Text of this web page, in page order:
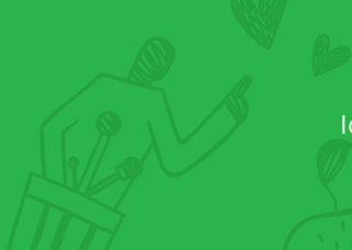
Este
Leuven,